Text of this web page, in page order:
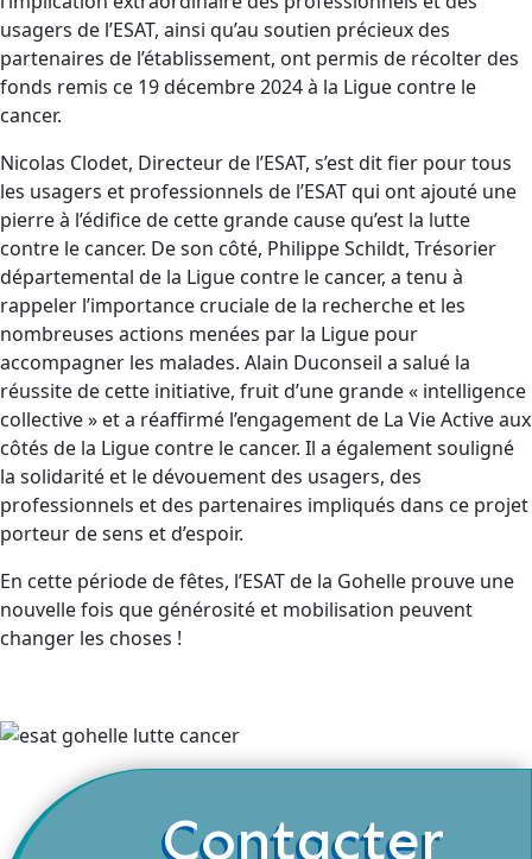
usagers de l’ESAT, ainsi qu’au soutien précieux des
partenaires de l’établissement, ont permis de récolter des
fonds remis ce 19 décembre 2024 à la Ligue contre le
cancer.
Nicolas Clodet, Directeur de l’ESAT, s’est dit fier pour tous
les usagers et professionnels de l’ESAT qui ont ajouté une
pierre à l’édifice de cette grande cause qu’est la lutte
contre le cancer. De son côté, Philippe Schildt, Trésorier
départemental de la Ligue contre le cancer, a tenu à
rappeler l’importance cruciale de la recherche et les
nombreuses actions menées par la Ligue pour
accompagner les malades. Alain Duconseil a salué la
réussite de cette initiative, fruit d’une grande « intelligence
collective » et a réaffirmé l’engagement de La Vie Active aux
côtés de la Ligue contre le cancer. Il a également souligné
la solidarité et le dévouement des usagers, des
professionnels et des partenaires impliqués dans ce projet
porteur de sens et d’espoir.
En cette période de fêtes, l’ESAT de la Gohelle prouve une
nouvelle fois que générosité et mobilisation peuvent
changer les choses !
Contacter